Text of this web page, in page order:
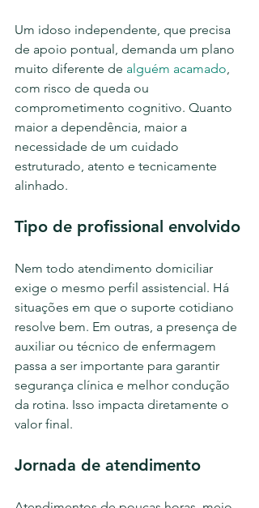
Um idoso independente, que precisa
de apoio pontual, demanda um plano
muito diferente de alguém acamado,
com risco de queda ou
comprometimento cognitivo. Quanto
maior a dependência, maior a
necessidade de um cuidado
estruturado, atento e tecnicamente
alinhado.
Tipo de profissional envolvido
Nem todo atendimento domiciliar
exige o mesmo perfil assistencial. Há
situações em que o suporte cotidiano
resolve bem. Em outras, a presença de
auxiliar ou técnico de enfermagem
passa a ser importante para garantir
segurança clínica e melhor condução
da rotina. Isso impacta diretamente o
valor final.
Jornada de atendimento